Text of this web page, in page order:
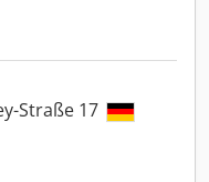
Straße 17